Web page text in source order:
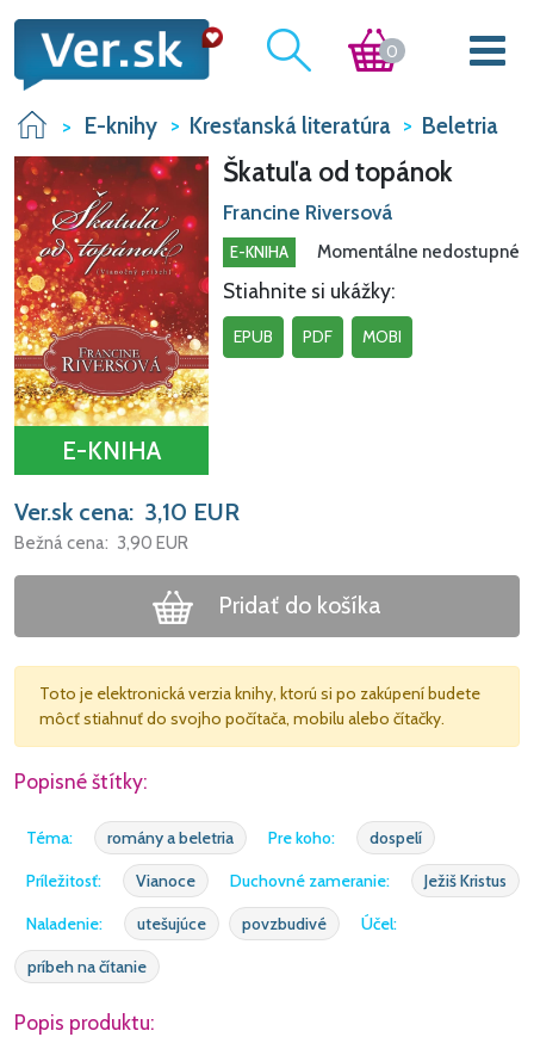
0
E-knihy Kresťanská literatúra Beletria
E-KNIHA
Škatuľa od topánok
Francine Riversová
E-KNIHA Momentálne nedostupné
Stiahnite si ukážky:
EPUB PDF MOBI
Ver.sk cena: 3,10 EUR
Bežná cena: 3,90 EUR
Pridať do košíka
Toto je elektronická verzia knihy, ktorú si po zakúpení budete
môcť stiahnuť do svojho počítača, mobilu alebo čítačky.
Popisné štítky:
Téma: romány a beletria Pre koho:
dospelí
Príležitosť:
Vianoce Duchovné zameranie:
Ježiš Kristus
Naladenie:
utešujúce povzbudivé
Účel:
príbeh na čítanie
Popis produktu: